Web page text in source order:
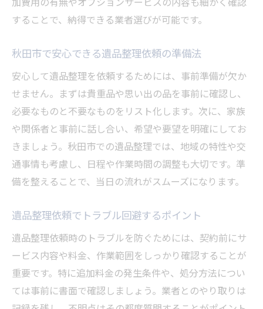
することで、納得できる業者選びが可能です。
秋田市で安心できる遺品整理依頼の準備法
安心して遺品整理を依頼するためには、事前準備が欠か
せません。まずは貴重品や思い出の品を事前に確認し、
必要なものと不要なものをリスト化します。次に、家族
や関係者と事前に話し合い、希望や要望を明確にしてお
きましょう。秋田市での遺品整理では、地域の特性や交
通事情も考慮し、日程や作業時間の調整も大切です。準
備を整えることで、当日の流れがスムーズになります。
遺品整理依頼でトラブル回避するポイント
遺品整理依頼時のトラブルを防ぐためには、契約前にサ
ービス内容や料金、作業範囲をしっかり確認することが
重要です。特に追加料金の発生条件や、処分方法につい
ては事前に書面で確認しましょう。業者とのやり取りは